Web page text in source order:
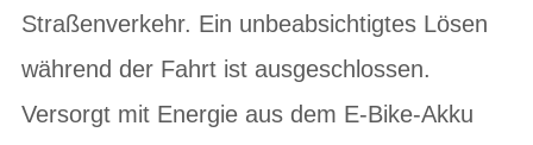
Straßenverkehr. Ein unbeabsichtigtes Lösen
während der Fahrt ist ausgeschlossen.
Versorgt mit Energie aus dem E-Bike-Akku